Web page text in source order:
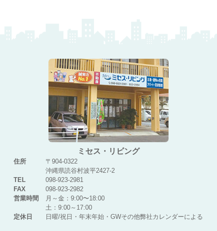
ミセス・リビング
住所
〒904-0322
沖縄県読谷村波平2427-2
TEL
098-923-2981
FAX
098-923-2982
営業時間
月～金：9:00〜18:00
土：9:00～17:00
定休日
日曜/祝日・年末年始・GWその他弊社カレンダーによる